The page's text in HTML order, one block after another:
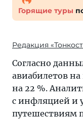
Горящие туры
Редакция
Согласно
авиабилетов
на 22 %.
с инфляцией и
путешествиям